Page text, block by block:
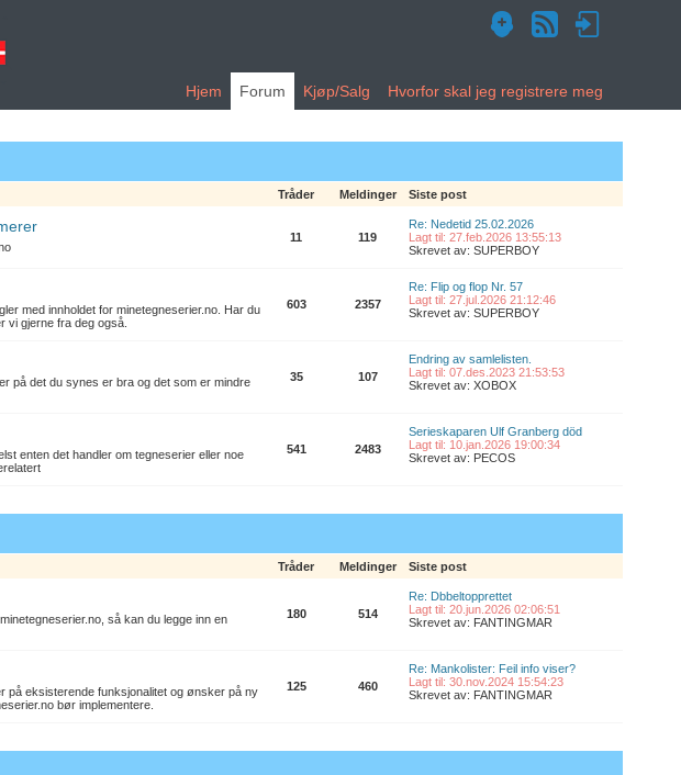
Hjem Forum Kjøp/Salg Hvorfor skal jeg registrere meg
Tråder Meldinger Siste post
11 119
Re: Nedetid 25.02.2026
Lagt til: 27.feb.2026 13:55:13
Skrevet av: SUPERBOY
med innholdet for minetegneserier.no. Har du
vi gjerne fra deg også.
603 2357
Re: Flip og flop Nr. 57
Lagt til: 27.jul.2026 21:12:46
Skrevet av: SUPERBOY
på det du synes er bra og det som er mindre
35 107
Endring av samlelisten.
Lagt til: 07.des.2023 21:53:53
Skrevet av: XOBOX
enten det handler om tegneserier eller noe
541 2483
Serieskaparen Ulf Granberg död
Lagt til: 10.jan.2026 19:00:34
Skrevet av: PECOS
Tråder Meldinger Siste post
så kan du legge inn en
180 514
Re: Dbbeltopprettet
Lagt til: 20.jun.2026 02:06:51
Skrevet av: FANTINGMAR
på eksisterende funksjonalitet og ønsker på ny
bør implementere.
125 460
Re: Mankolister: Feil info viser?
Lagt til: 30.nov.2024 15:54:23
Skrevet av: FANTINGMAR